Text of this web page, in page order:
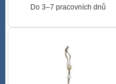
Do 3–7 pracovních dnů